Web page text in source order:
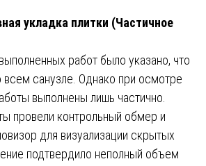
укладка плитки (Частичное
работ было указано, что
всем санузле. Однако при осмотре
выполнены лишь частично.
провели контрольный обмер и
для визуализации скрытых
подтвердило неполный объем